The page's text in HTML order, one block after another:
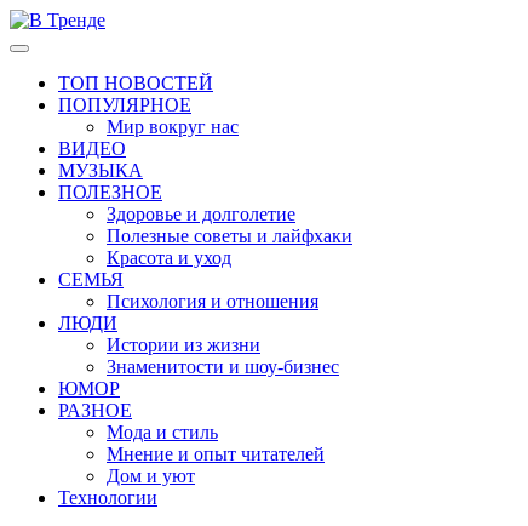
Перейти
к
Основное
ТОП НОВОСТЕЙ
ПОПУЛЯРНОЕ
Мир вокруг нас
ВИДЕО
МУЗЫКА
ПОЛЕЗНОЕ
Здоровье и долголетие
Полезные советы и лайфхаки
Красота и уход
СЕМЬЯ
Психология и отношения
ЛЮДИ
Истории из жизни
Знаменитости и шоу-бизнес
ЮМОР
РАЗНОЕ
Мода и стиль
Мнение и опыт читателей
Дом и уют
Технологии